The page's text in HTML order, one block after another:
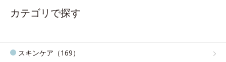
カテゴリで探す
スキンケア（169）